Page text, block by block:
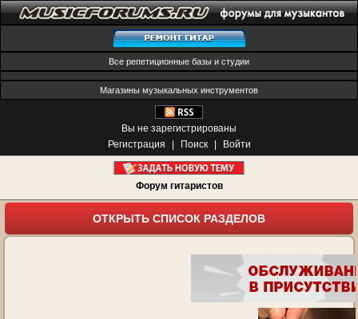
Все репетиционные базы и студии
Магазины музыкальных инструментов
Вы не зарегистрированы
Регистрация
Поиск Войти
Форум гитаристов
ОТКРЫТЬ СПИСОК РАЗДЕЛОВ